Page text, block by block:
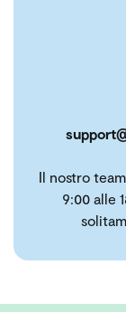
Il nostro
9:00 alle